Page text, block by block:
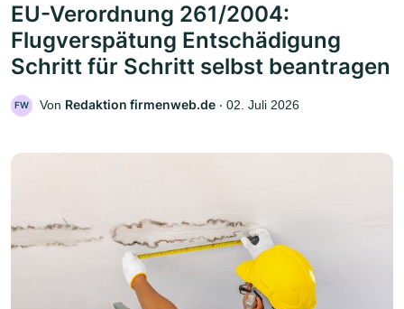
EU-Verordnung 261/2004:
Flugverspätung Entschädigung
Schritt für Schritt selbst beantragen
FW Von Redaktion firmenweb.de ‧ 02. Juli 2026